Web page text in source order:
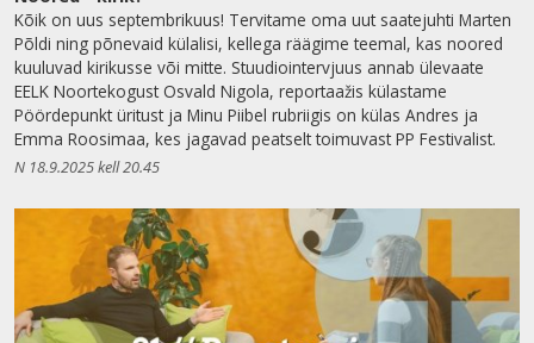
Kõik on uus septembrikuus! Tervitame oma uut saatejuhti Marten
Põldi ning põnevaid külalisi, kellega räägime teemal, kas noored
kuuluvad kirikusse või mitte. Stuudiointervjuus annab ülevaate
EELK Noortekogust Osvald Nigola, reportaažis külastame
Pöördepunkt üritust ja Minu Piibel rubriigis on külas Andres ja
Emma Roosimaa, kes jagavad peatselt toimuvast PP Festivalist.
N 18.9.2025 kell 20.45